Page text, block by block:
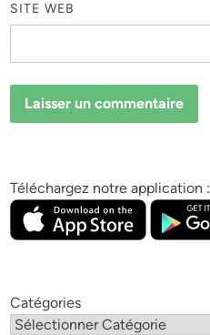
SITE WEB
Téléchargez notre application :
Catégories